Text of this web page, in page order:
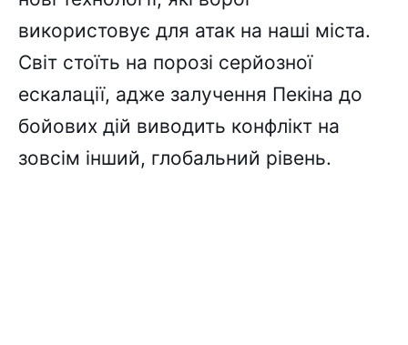
використовує для атак на наші міста.
Світ стоїть на порозі серйозної
ескалації, адже залучення Пекіна до
бойових дій виводить конфлікт на
зовсім інший, глобальний рівень.